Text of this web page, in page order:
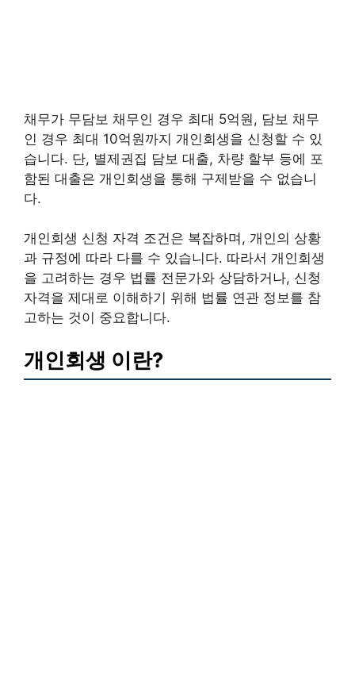
채무가 무담보 채무인 경우 최대 5억원, 담보 채무
인 경우 최대 10억원까지 개인회생을 신청할 수 있
습니다. 단, 별제권집 담보 대출, 차량 할부 등에 포
함된 대출은 개인회생을 통해 구제받을 수 없습니
다.
개인회생 신청 자격 조건은 복잡하며, 개인의 상황
과 규정에 따라 다를 수 있습니다. 따라서 개인회생
을 고려하는 경우 법률 전문가와 상담하거나, 신청
자격을 제대로 이해하기 위해 법률 연관 정보를 참
고하는 것이 중요합니다.
개인회생 이란?